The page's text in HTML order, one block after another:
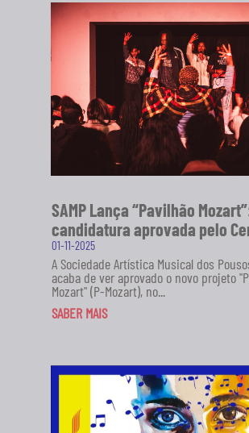
SAMP Lança “Pavilhão
candidatura aprovada pelo
01-11-2025
A Sociedade Artística Musical dos
acaba de ver aprovado o novo projeto
Mozart" (P-Mozart), no...
SABER MAIS